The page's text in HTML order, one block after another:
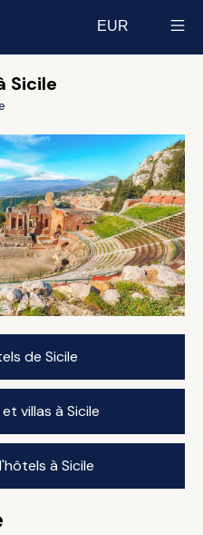
EUR
Sicile
de Sicile
villas à Sicile
à Sicile